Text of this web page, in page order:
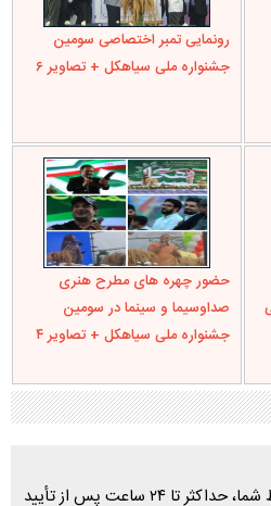
رونمایی تمبر اختصاصی سومین
جشنواره ملی سیاهکل + تصاویر ۶
حضور چهره های مطرح هنری
صداوسیما و سینما در سومین
جشنواره ملی سیاهکل + تصاویر ۴
* دیدگاه‌های ارسال شده توسط شما، حداکثر تا ۲۴ ساعت پس از تأیید